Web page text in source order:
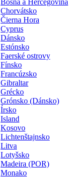
Bosna a Hercegovina
Chorvátsko
Čierna Hora
Cyprus
Dánsko
Estónsko
Faerské ostrovy
Fínsko
Francúzsko
Gibraltar
Grécko
Grónsko (Dánsko)
Írsko
Island
Kosovo
Lichtenštajnsko
Litva
Lotyšsko
Madeira (POR)
Monako